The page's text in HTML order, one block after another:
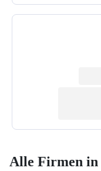
Alle Firmen in